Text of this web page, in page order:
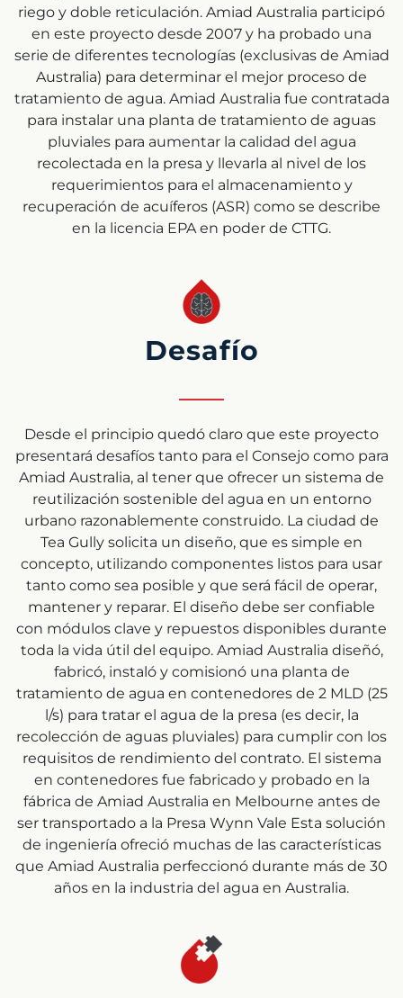
riego y doble reticulación. Amiad Australia participó
en este proyecto desde 2007 y ha probado una
serie de diferentes tecnologías (exclusivas de Amiad
Australia) para determinar el mejor proceso de
tratamiento de agua. Amiad Australia fue contratada
para instalar una planta de tratamiento de aguas
pluviales para aumentar la calidad del agua
recolectada en la presa y llevarla al nivel de los
requerimientos para el almacenamiento y
recuperación de acuíferos (ASR) como se describe
en la licencia EPA en poder de CTTG.
Desafío
Desde el principio quedó claro que este proyecto
presentará desafíos tanto para el Consejo como para
Amiad Australia, al tener que ofrecer un sistema de
reutilización sostenible del agua en un entorno
urbano razonablemente construido. La ciudad de
Tea Gully solicita un diseño, que es simple en
concepto, utilizando componentes listos para usar
tanto como sea posible y que será fácil de operar,
mantener y reparar. El diseño debe ser confiable
con módulos clave y repuestos disponibles durante
toda la vida útil del equipo. Amiad Australia diseñó,
fabricó, instaló y comisionó una planta de
tratamiento de agua en contenedores de 2 MLD (25
l/s) para tratar el agua de la presa (es decir, la
recolección de aguas pluviales) para cumplir con los
requisitos de rendimiento del contrato. El sistema
en contenedores fue fabricado y probado en la
fábrica de Amiad Australia en Melbourne antes de
ser transportado a la Presa Wynn Vale Esta solución
de ingeniería ofreció muchas de las características
que Amiad Australia perfeccionó durante más de 30
años en la industria del agua en Australia.